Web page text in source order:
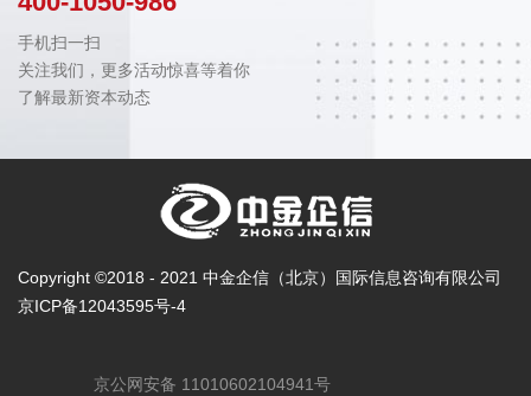
手机扫一扫
关注我们，更多活动惊喜等着你
了解最新资本动态
Copyright ©2018 - 2021 中金企信（北京）国际信息咨询有限公司
京ICP备12043595号-4
京公网安备 11010602104941号